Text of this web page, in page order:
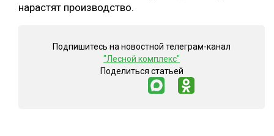
нарастят производство.
Подпишитесь на новостной телеграм-канал
"Лесной комплекс"
Поделиться статьей